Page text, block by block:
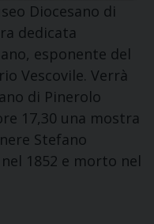
Diocesano di
dedicata
esponente del
Vescovile. Verrà
di Pinerolo
17,30 una mostra
Stefano
1852 e morto nel